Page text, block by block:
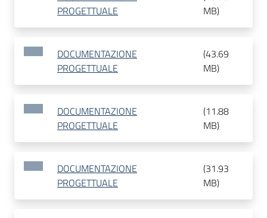
PROGETTUALE
MB)
DOCUMENTAZIONE
PROGETTUALE
(43.69
MB)
DOCUMENTAZIONE
PROGETTUALE
(11.88
MB)
DOCUMENTAZIONE
PROGETTUALE
(31.93
MB)